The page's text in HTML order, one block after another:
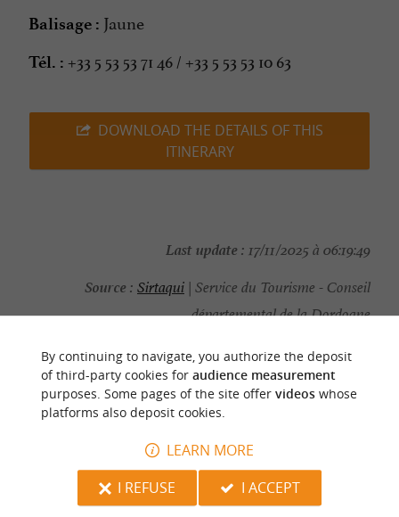
Balisage : Jaune
Tél. : +33 5 53 53 71 46 / +33 5 53 53 10 63
DOWNLOAD THE DETAILS OF THIS
ITINERARY
Last update : 17/11/2025 à 06:19:49
Source : Sirtaqui | Service du Tourisme - Conseil
départemental de la Dordogne
Conseil départemental de la Dordogne
YOU WILL LIKEALSO
By continuing to navigate, you authorize the deposit
of third-party cookies for audience measurement
purposes. Some pages of the site offer videoswhose
platforms also deposit cookies.
LEARN MORE
I REFUSE
I ACCEPT